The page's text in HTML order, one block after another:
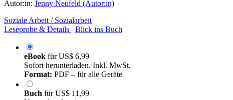
Autor:in: Jenny Neufeld (Autor:in)
Soziale Arbeit / Sozialarbeit
Leseprobe & Details
Blick ins Buch
eBook fürUS$ 6,99
Sofort herunterladen. Inkl. MwSt.
Format: PDF – für alle Geräte
Buch fürUS$ 11,99